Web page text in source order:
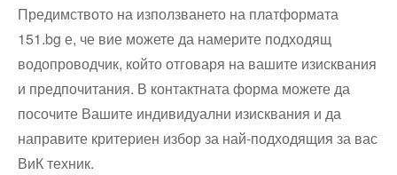
Предимството на използването на платформата
151.bg е, че вие можете да намерите подходящ
водопроводчик, който отговаря на вашите изисквания
и предпочитания. В контактната форма можете да
посочите Вашите индивидуални изисквания и да
направите критериен избор за най-подходящия за вас
ВиК техник.